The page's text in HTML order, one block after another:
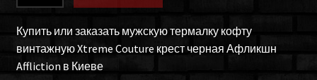
мужская
Xtreme
Couture
Купить или заказать мужскую термалку кофту
винтажную Xtreme Couture крест черная Афликшн
Affliction в Киеве